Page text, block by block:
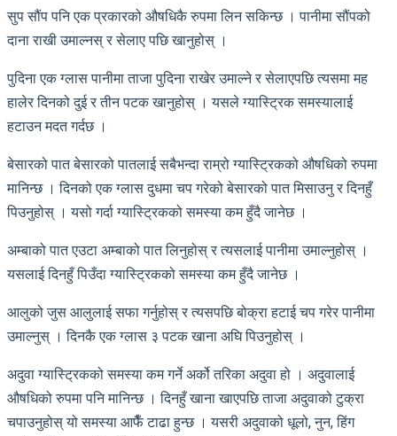
सुप सौंप पनि एक प्रकारको औषधिकै रुपमा लिन सकिन्छ । पानीमा सौंपको
दाना राखी उमाल्नस् र सेलाए पछि खानुहोस् ।
पुदिना एक ग्लास पानीमा ताजा पुदिना राखेर उमाल्ने र सेलाएपछि त्यसमा मह
हालेर दिनको दुई र तीन पटक खानुहोस् । यसले ग्यास्ट्रिक समस्यालाई
हटाउन मदत गर्दछ ।
बेसारको पात बेसारको पातलाई सबैभन्दा राम्रो ग्यास्ट्रिकको औषधिको रुपमा
मानिन्छ । दिनको एक ग्लास दुधमा चप गरेको बेसारको पात मिसाउनु र दिनहुँ
पिउनुहोस् । यसो गर्दा ग्यास्ट्रिकको समस्या कम हुँदै जानेछ ।
अम्बाको पात एउटा अम्बाको पात लिनुहोस् र त्यसलाई पानीमा उमाल्नुहोस् ।
यसलाई दिनहुँ पिउँदा ग्यास्ट्रिकको समस्या कम हुँदै जानेछ ।
आलुको जुस आलुलाई सफा गर्नुहोस् र त्यसपछि बोक्रा हटाई चप गरेर पानीमा
उमाल्नुस् । दिनकै एक ग्लास ३ पटक खाना अघि पिउनुहोस् ।
अदुवा ग्यास्ट्रिकको समस्या कम गर्ने अर्को तरिका अदुवा हो । अदुवालाई
औषधिको रुपमा पनि मानिन्छ । दिनहुँ खाना खाएपछि ताजा अदुवाको टुक्रा
चपाउनुहोस् यो समस्या आफैँ टाढा हुन्छ । यसरी अदुवाको धूलो, नुन, हिंग